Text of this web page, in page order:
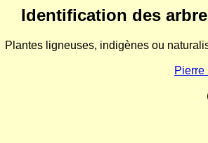
Identification des
Plantes ligneuses, indigènes ou
Pierre